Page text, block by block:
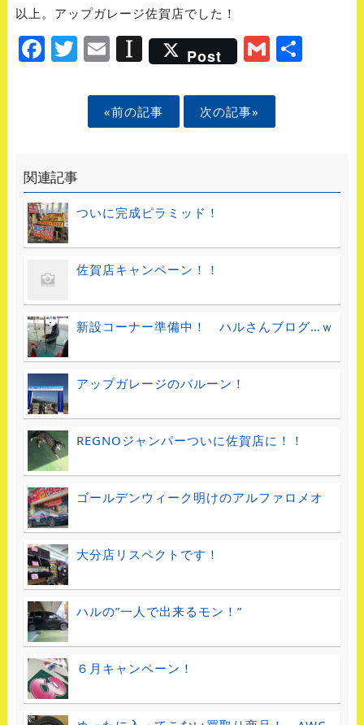
以上。アップガレージ佐賀店でした！
Facebook
Twitter
Email
Instapaper
Post Gmail
«前の記事 次の記事»
関連記事
ついに完成ピラミッド！
佐賀店キャンペーン！！
新設コーナー準備中！ ハルさんブログ…ｗ
アップガレージのバルーン！
REGNOジャンパーついに佐賀店に！！
ゴールデンウィーク明けのアルファロメオ
大分店リスペクトです！
ハルの”一人で出来るモン！”
６月キャンペーン！